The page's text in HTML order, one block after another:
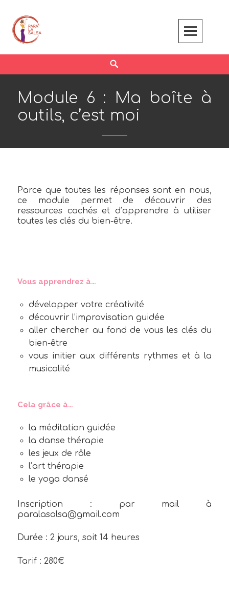
content
Module 6 : Ma boîte à
outils, c’est moi
Parce que toutes les réponses sont en nous,
ce module permet de découvrir des
ressources cachés et d’apprendre à utiliser
toutes les clés du bien-être.
Vous apprendrez à…
développer votre créativité
découvrir l’improvisation guidée
aller chercher au fond de vous les clés du
bien-être
vous initier aux différents rythmes et à la
musicalité
Cela grâce à…
la méditation guidée
la danse thérapie
les jeux de rôle
l’art thérapie
le yoga dansé
Inscription : par mail à
paralasalsa@gmail.com
Durée : 2 jours, soit 14 heures
Tarif : 280€